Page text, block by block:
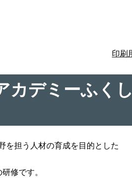
印刷
カデミーふく
を担う人材の育成を目的とした
修です。